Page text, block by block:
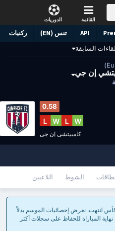
الدوريات القائمة
ركنيات تنس (EN) API
السابقة
إن جي
0.58
W
L
W
L
كامبيتشي إن جي
الشوط اللاعبين
كأس انتهت. نعرض إحصائيات الموسم بدلاً
بعد مرور 3 أيام من نهاية المباراة للحفاظ على سجلات أكثر